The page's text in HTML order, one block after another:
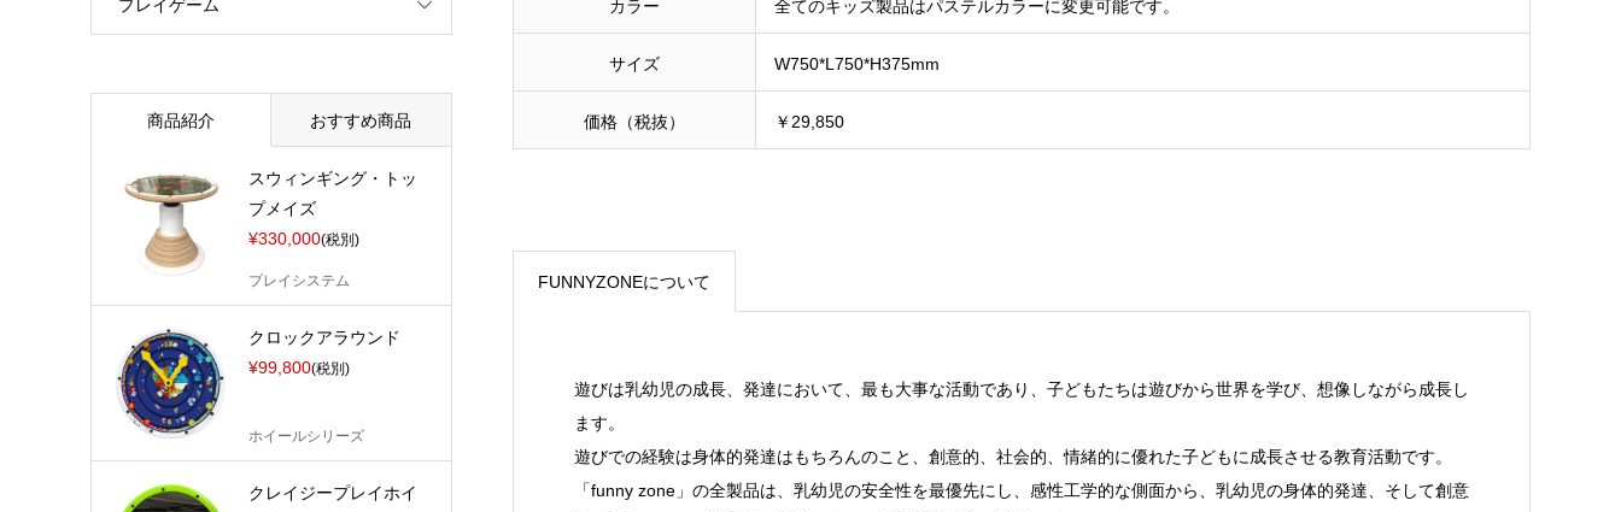
カラー 全てのキッズ製品はパステルカラーに変更可能です。
サイズ W750*L750*H375mm
価格（税抜） ￥29,850
FUNNYZONEについて
遊びは乳幼児の成長、発達において、最も大事な活動であり、子どもたちは遊びから世界を学び、想像しながら成長し
ます。
遊びでの経験は身体的発達はもちろんのこと、創意的、社会的、情緒的に優れた子どもに成長させる教育活動です。
「funny zone」の全製品は、乳幼児の安全性を最優先にし、感性工学的な側面から、乳幼児の身体的発達、そして創意
プレイゲーム
商品紹介 おすすめ商品
スウィンギング・トッ
プメイズ
¥330,000(税別)
プレイシステム
クロックアラウンド
¥99,800(税別)
ホイールシリーズ
クレイジープレイホイ